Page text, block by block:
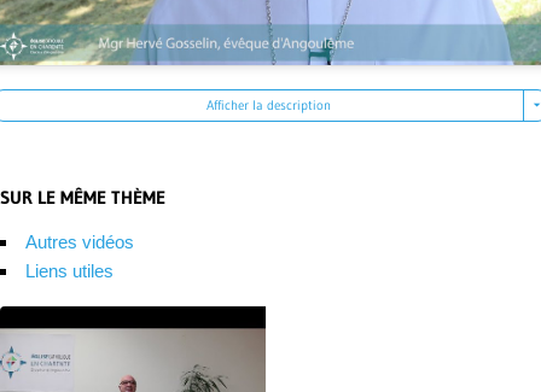
Afficher la description
SUR LE MÊME THÈME
Autres vidéos
Liens utiles